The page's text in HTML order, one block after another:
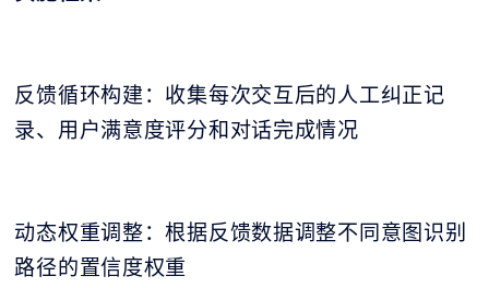
反馈循环构建：收集每次交互后的人工纠正记
录、用户满意度评分和对话完成情况
动态权重调整：根据反馈数据调整不同意图识别
路径的置信度权重